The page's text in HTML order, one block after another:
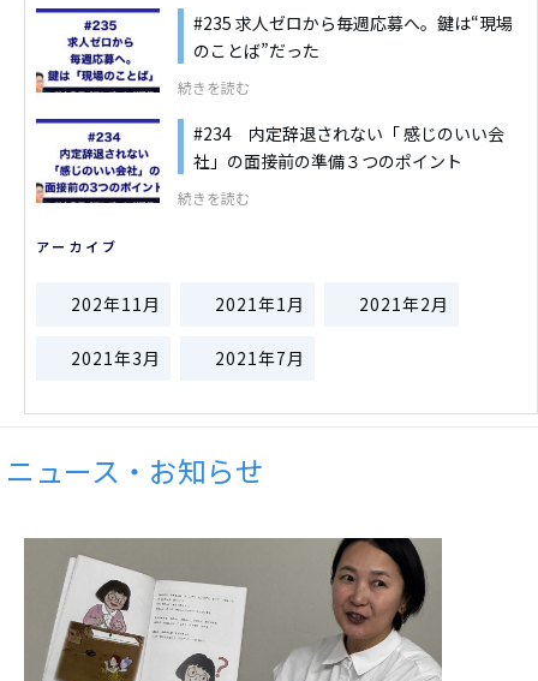
#235 求人ゼロから毎週応募へ。鍵は“現場
のことば”だった
続きを読む
#234 内定辞退されない「 感じのいい会
社」の面接前の準備３つのポイント
続きを読む
アーカイブ
202年11月 2021年1月 2021年2月
2021年3月 2021年7月
ニュース・お知らせ